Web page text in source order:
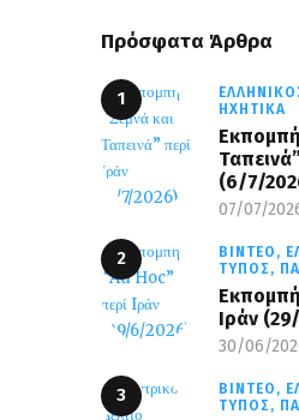
Πρόσφατα Άρθρα
ΗΧΗΤΙΚΆ
(6/7/
07/07/
ΒΊΝΤΕΟ,
ΤΎΠΟΣ,
Iράν
30/06/
ΒΊΝΤΕΟ,
ΤΎΠΟΣ,